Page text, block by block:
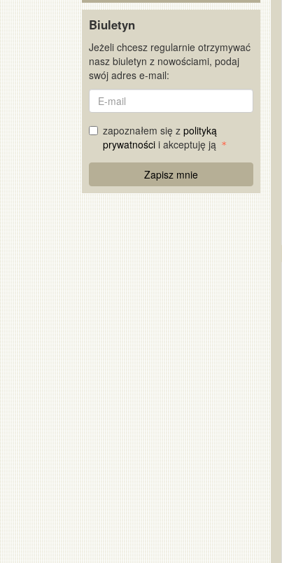
Biuletyn
Jeżeli chcesz regularnie otrzymywać
nasz biuletyn z nowościami, podaj
swój adres e-mail:
E-
mail
zapoznałem się z polityką
prywatności i akceptuję ją
Captcha
Zapisz mnie